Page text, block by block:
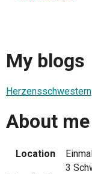
My blogs
Herzensschwestern
About me
Location
3